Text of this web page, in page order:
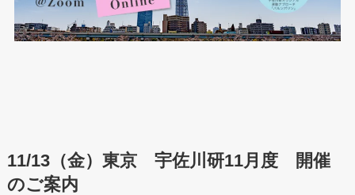
11/13（金）東京 宇佐川研11月度 開催
のご案内